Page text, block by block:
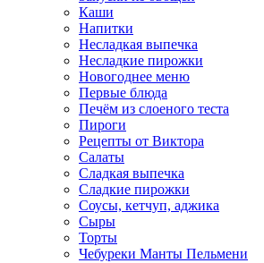
Каши
Напитки
Несладкая выпечка
Несладкие пирожки
Новогоднее меню
Первые блюда
Печём из слоеного теста
Пироги
Рецепты от Виктора
Салаты
Сладкая выпечка
Сладкие пирожки
Соусы, кетчуп, аджика
Сыры
Торты
Чебуреки Манты Пельмени